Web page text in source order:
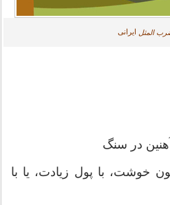
المثل ایرانی
خوشت، با پول زيادت، يا با